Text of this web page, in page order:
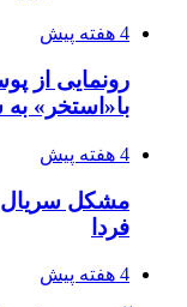
4 هفته پیش
رونمایی از
با«استخر» به
4 هفته پیش
مشکل
فردا
4 هفته پیش